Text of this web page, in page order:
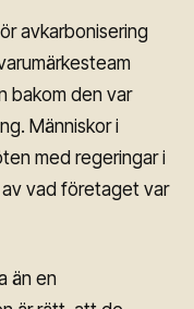
avkarbonisering
bakom den var
Människor i
med regeringar i
av vad företaget var
än en